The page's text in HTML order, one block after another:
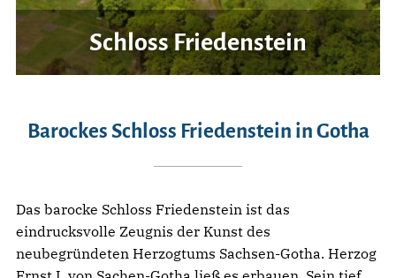
Schloss Friedenstein
Barockes Schloss Friedenstein in Gotha
Das barocke Schloss Friedenstein ist das
eindrucksvolle Zeugnis der Kunst des
neubegründeten Herzogtums Sachsen-Gotha. Herzog